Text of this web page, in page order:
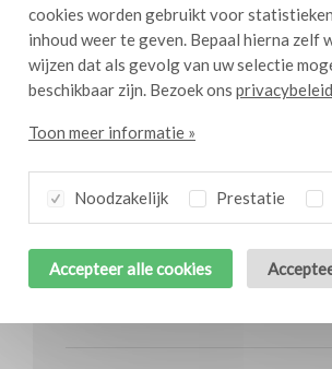
cookies worden gebruikt voor
inhoud weer te geven. Bepaal hierna
wijzen dat als gevolg van uw selectie
beschikbaar zijn. Bezoek ons privacybeleid
Toon meer informatie »
Noodzakelijk Prestatie
Accepteer alle cookies
Ingrediënten
4 sjalotjes gesnipperd
olijfolie om aan te zweten
3 dl witte wijn
2 dl olijfolie
25 g Bresc Basilicumpuree